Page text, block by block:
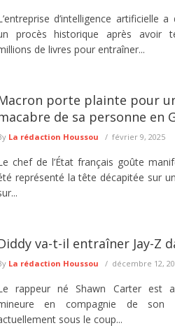
d’intelligence artificielle
procès historique après avoir
de livres pour entraîner...
porte plainte pour
de sa personne en
La rédaction Houssou février 9, 2025
chef de l’État français goûte
représenté la tête décapitée sur
va-t-il entraîner Jay-Z
La rédaction Houssou décembre 12,
rappeur né Shawn Carter est
en compagnie de son
sous le coup...